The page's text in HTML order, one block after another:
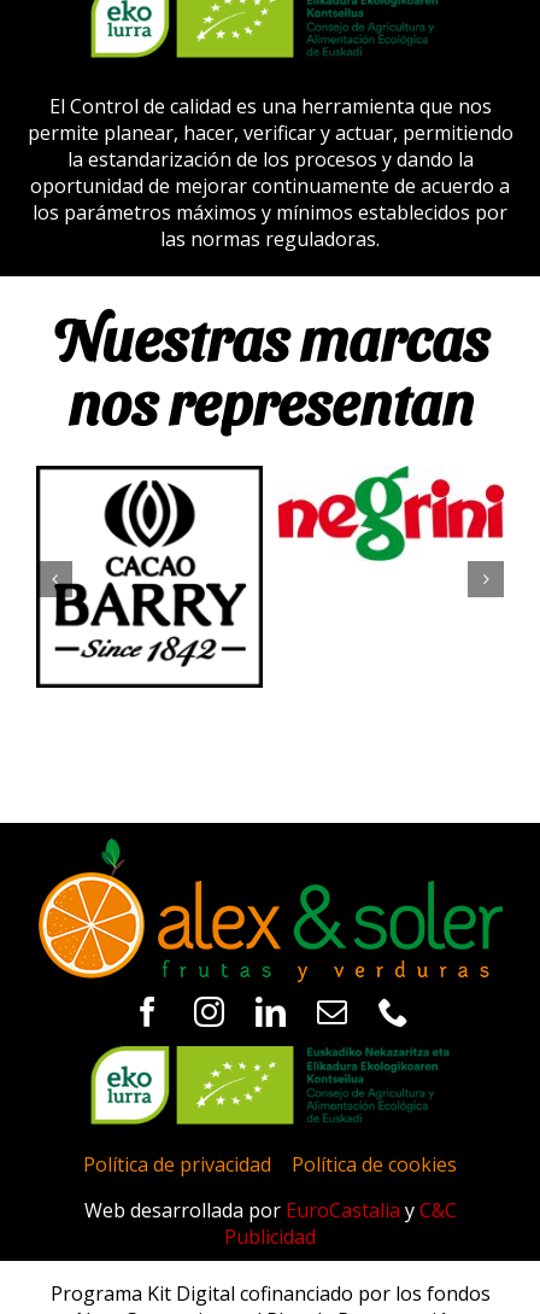
El Control de calidad es una herramienta que nos
permite planear, hacer, verificar y actuar, permitiendo
la estandarización de los procesos ydando la
oportunidad de mejorar continuamente de acuerdo a
los parámetros máximos y mínimos establecidos por
las normas reguladoras.
Nuestras marcas
nos representan
Política de privacidad
Política de cookies
Web desarrollada por EuroCastalia y C&C
Publicidad
Programa Kit Digital cofinanciado por los fondos